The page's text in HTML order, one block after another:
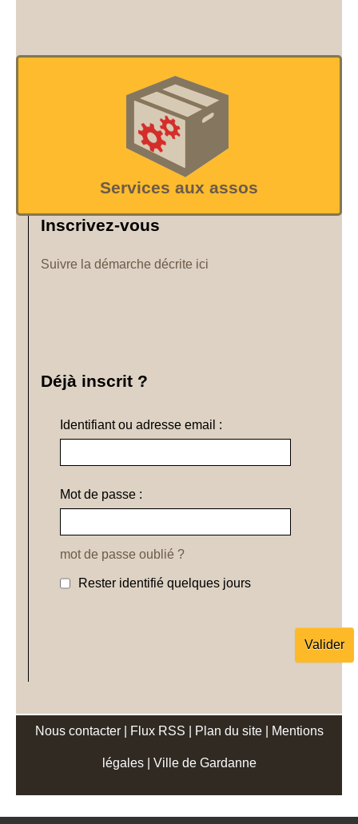
Services aux assos
Inscrivez-vous
Suivre la démarche décrite ici
Déjà inscrit ?
Identifiant ou adresse email :
Mot de passe :
mot de passe oublié ?
Rester identifié quelques jours
Nous contacter Flux RSS Plan du site Mentions
légales Ville de Gardanne